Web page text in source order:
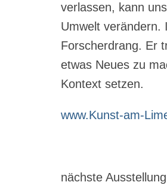
verlassen, kann
Umwelt verändern.
Forscherdrang. Er
etwas Neues zu
Kontext setzen.
www.Kunst-am-
nächste Ausstellung